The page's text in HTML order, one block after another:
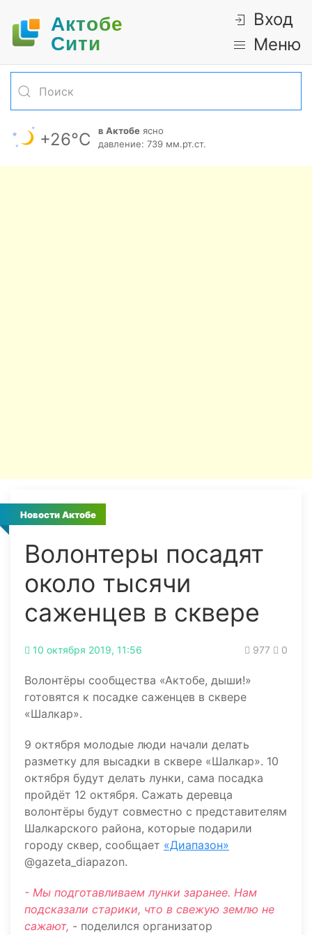
Актобе
Cити
Вход
Меню
+26°С в Актобе ясно
давление: 739 мм.рт.ст.
Новости Актобе
Волонтеры посадят
около тысячи
саженцев в сквере
10 октября 2019, 11:56 977 0
Волонтёры сообщества «Актобе, дыши!»
готовятся к посадке саженцев в сквере
«Шалкар».
9 октября молодые люди начали делать
разметку для высадки в сквере «Шалкар». 10
октября будут делать лунки, сама посадка
пройдёт 12 октября. Сажать деревца
волонтёры будут совместно с представителям
Шалкарского района, которые подарили
городу сквер, сообщает «Диапазон»
@gazeta_diapazon.
- Мы подготавливаем лунки заранее. Нам
подсказали старики, что в свежую землю не
сажают, - поделился организатор